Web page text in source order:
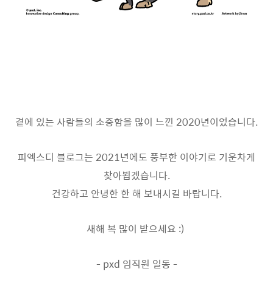
곁에 있는 사람들의 소중함을 많이 느낀 2020년이었습니다.
피엑스디 블로그는 2021년에도 풍부한 이야기로 기운차게
찾아뵙겠습니다.
건강하고 안녕한 한 해 보내시길 바랍니다.
새해 복 많이 받으세요 :)
- pxd 임직원 일동 -